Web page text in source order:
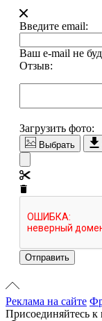
Введите email:
Ваш e-mail не
Отзыв:
Загрузить фото:
Выбрать
Отправить
Реклама на сайте
Присоединяйтесь к